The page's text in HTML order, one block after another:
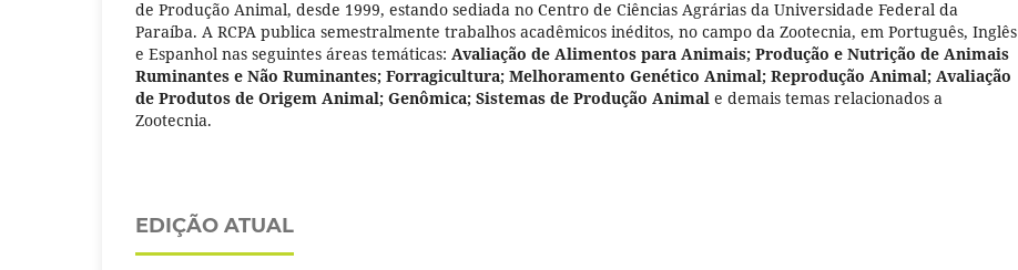
de Produção Animal, desde 1999, estando sediada no Centro de Ciências Agrárias da Universidade Federal da
Paraíba. A RCPA publica semestralmente trabalhos acadêmicos inéditos, no campo da Zootecnia, em Português, Inglês
e Espanhol nas seguintes áreas temáticas: Avaliação de Alimentos para Animais; Produção e Nutrição de Animais
Ruminantes e Não Ruminantes; Forragicultura; Melhoramento Genético Animal; Reprodução Animal; Avaliação
de Produtos de Origem Animal; Genômica; Sistemas de Produção Animal e demais temas relacionados a
Zootecnia.
EDIÇÃO ATUAL